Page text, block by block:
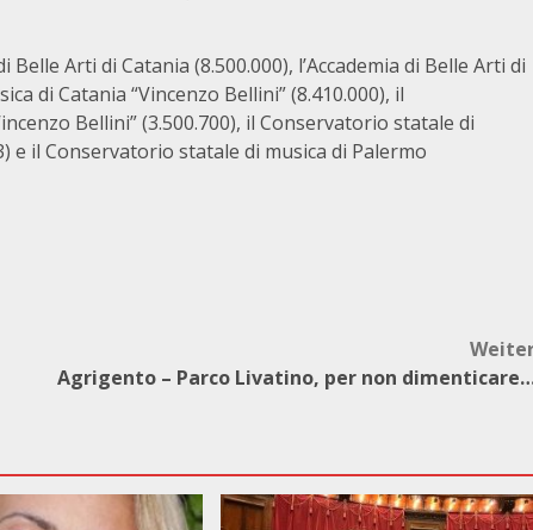
Arti di Catania (8.500.000), l’Accademia di Belle Arti di
di Catania “Vincenzo Bellini” (8.410.000), il
Bellini” (3.500.700), il Conservatorio statale di
e il Conservatorio statale di musica di Palermo
Agrigento – Parco Livatino, per non